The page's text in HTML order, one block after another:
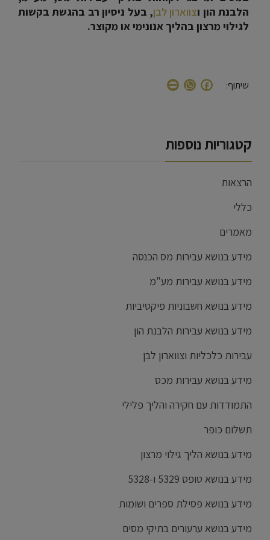
הלבנת הון וצווארון לבן, בעל ניסיון רב בהגשת בקשות
לגילוי מרצון בהליך אנונימי או מקוצר.
שיתוף: Facebook
WhatsApp
קטגוריות נוספות
הרצאות
כללי
מאמרים
מידע בנושא עבירות מס הכנסה
מידע בנושא עבירות מע"מ
מידע בנושא חשבוניות פיקטיביות
מידע בנושא עבירות הלבנת הון
עבירות כלכליות וצווארון לבן
מידע בנושא עבירות מכס
התמודדות עם חקירה והליך פלילי
תשלום כופר
מידע בנושא הליך גילוי מרצון
מידע בנושא טופס 5329 ו-5328
מידע בנושא פסילת ספרים ושומות
מידע בנושא ערעורים בתיקי מסים